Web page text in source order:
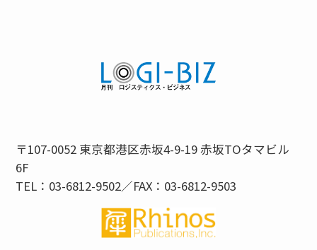
〒107-0052 東京都港区赤坂4-9-19 赤坂TOタマビル
6F
TEL：03-6812-9502／FAX：03-6812-9503